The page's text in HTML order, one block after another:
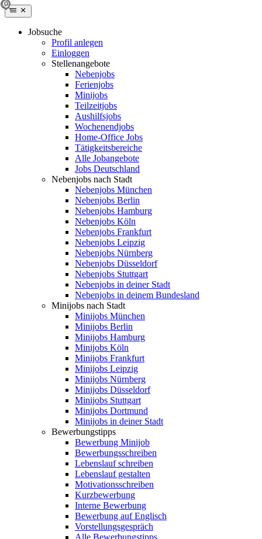
Jobsuche
Profil anlegen
Einloggen
Stellenangebote
Nebenjobs
Ferienjobs
Minijobs
Teilzeitjobs
Aushilfsjobs
Wochenendjobs
Home-Office Jobs
Tätigkeitsbereiche
Alle Jobangebote
Jobs Deutschland
Nebenjobs nach Stadt
Nebenjobs München
Nebenjobs Berlin
Nebenjobs Hamburg
Nebenjobs Köln
Nebenjobs Frankfurt
Nebenjobs Leipzig
Nebenjobs Nürnberg
Nebenjobs Düsseldorf
Nebenjobs Stuttgart
Nebenjobs in deiner Stadt
Nebenjobs in deinem Bundesland
Minijobs nach Stadt
Minijobs München
Minijobs Berlin
Minijobs Hamburg
Minijobs Köln
Minijobs Frankfurt
Minijobs Leipzig
Minijobs Nürnberg
Minijobs Düsseldorf
Minijobs Stuttgart
Minijobs Dortmund
Minijobs in deiner Stadt
Bewerbungstipps
Bewerbung Minijob
Bewerbungsschreiben
Lebenslauf schreiben
Lebenslauf gestalten
Motivationsschreiben
Kurzbewerbung
Interne Bewerbung
Bewerbung auf Englisch
Vorstellungsgespräch
Alle Bewerbungstipps